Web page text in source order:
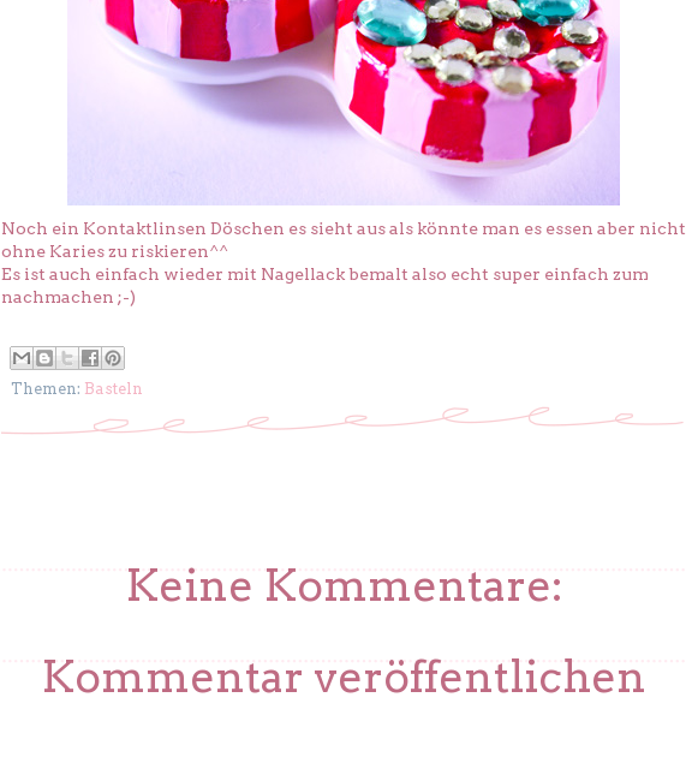
Noch ein Kontaktlinsen Döschen es sieht aus als könnte man es essen aber nicht
ohne Karies zu riskieren^^
Es ist auch einfach wieder mit Nagellack bemalt also echt super einfach zum
nachmachen ;-)
Themen: Basteln
Keine Kommentare:
Kommentar veröffentlichen